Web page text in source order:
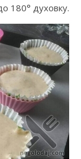
180° духовку.